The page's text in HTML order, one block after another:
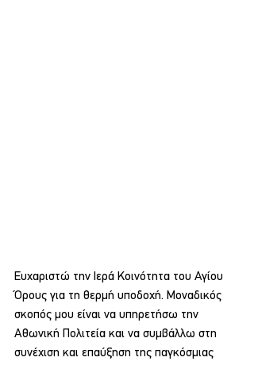
Ευχαριστώ την Ιερά Κοινότητα του Αγίου
Όρους για τη θερμή υποδοχή. Μοναδικός
σκοπός μου είναι να υπηρετήσω την
Αθωνική Πολιτεία και να συμβάλλω στη
συνέχιση και επαύξηση της παγκόσμιας